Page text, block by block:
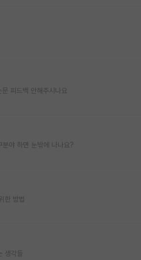
피드백 안해주시나요
분야 하면 눈밖에 나나요?
한 방법
생각들